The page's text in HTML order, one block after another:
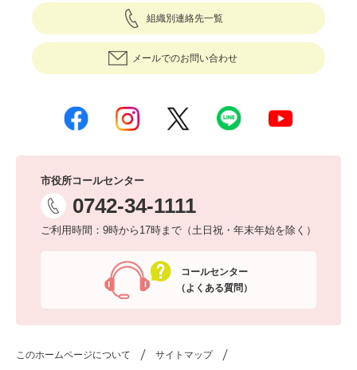
組織別連絡先一覧
メールでのお問い合わせ
市役所コールセンター
0742-34-1111
ご利用時間：9時から17時まで（土日祝・年末年始を除く）
コールセンター
（よくある質問）
このホームページについて サイトマップ